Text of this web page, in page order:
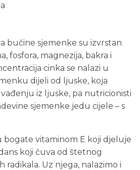
bučine sjemenke su izvrstan
fosfora, magnezija, bakra i
cinka se nalazi u
dijeli od ljuske, koja
iz ljuske, pa nutricionisti
sjemenke jedu cijele – s
bogate vitaminom E koji djeluje
koji čuva od štetnog
radikala. Uz njega, nalazimo i